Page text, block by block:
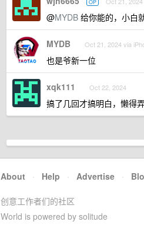
OP
@MYDB 给你能的，小白
MYDB Oct 21, 2024 via
也是爷新一位
xqk111 Oct 22, 2024
搞了几回才搞明白，懒得弄
About · Help · Advertise ·
创意工作者们的社区
World is powered by solitude